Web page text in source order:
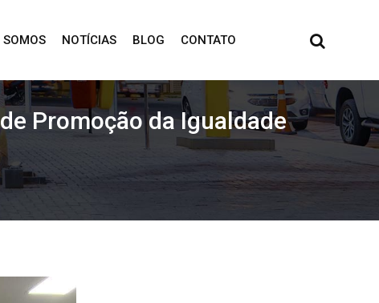
SOMOS NOTÍCIAS BLOG CONTATO
Promoção da Igualdade